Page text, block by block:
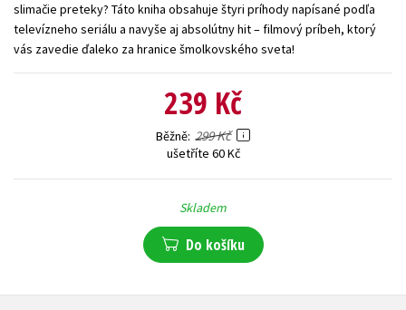
slimačie preteky? Táto kniha obsahuje štyri príhody napísané podľa
televízneho seriálu a navyše aj absolútny hit – filmový príbeh, ktorý
vás zavedie ďaleko za hranice šmolkovského sveta!
239 Kč
Běžně 299 Kč
ušetříte 60 Kč
Skladem
Do košíku